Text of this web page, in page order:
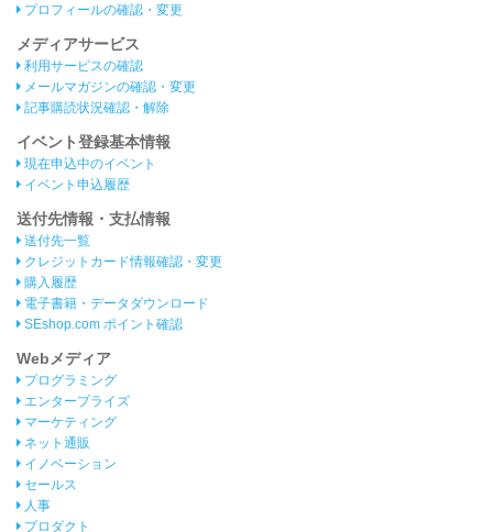
プロフィールの確認・変更
メディアサービス
利用サービスの確認
メールマガジンの確認・変更
記事購読状況確認・解除
イベント登録基本情報
現在申込中のイベント
イベント申込履歴
送付先情報・支払情報
送付先一覧
クレジットカード情報確認・変更
購入履歴
電子書籍・データダウンロード
SEshop.com ポイント確認
Webメディア
プログラミング
エンタープライズ
マーケティング
ネット通販
イノベーション
セールス
人事
プロダクト